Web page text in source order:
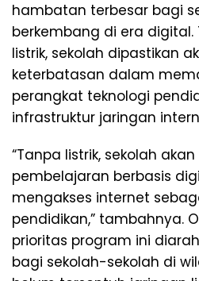
hambatan terbesar bagi
berkembang di era
listrik, sekolah dipastikan
keterbatasan dalam
perangkat teknologi
infrastruktur jaringan
“Tanpa listrik, sekolah
pembelajaran berbasis
mengakses internet
pendidikan,” tambahnya.
prioritas program ini
bagi sekolah-sekolah di